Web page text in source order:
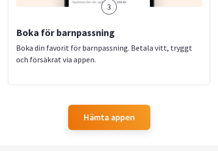
3
Boka för barnpassning
Boka din favorit för barnpassning. Betala vitt, tryggt
och försäkrat via appen.
Hämta appen